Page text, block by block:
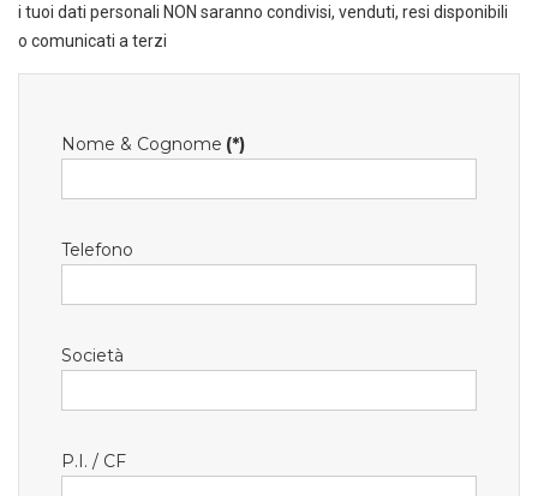
i tuoi dati personali NON saranno condivisi, venduti, resi disponibili
o comunicati a terzi
Nome & Cognome (*)
Telefono
Società
P.I. / CF